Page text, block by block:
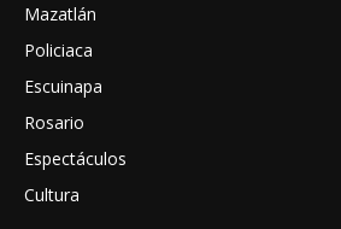
Mazatlán
Policiaca
Escuinapa
Rosario
Espectáculos
Cultura